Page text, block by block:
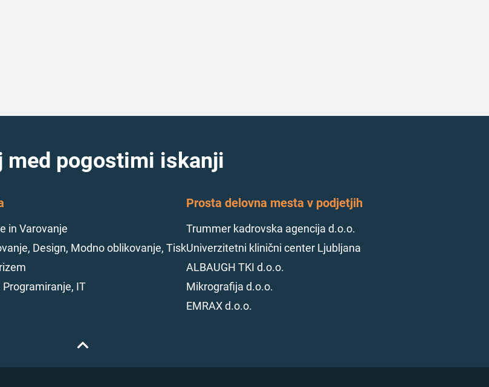
med pogostimi iskanji
in Varovanje
Design, Modno oblikovanje, Tisk
IT
Prosta delovna mesta v podjetjih
Trummer kadrovska agencija d.o.o.
Univerzitetni klinični center Ljubljana
ALBAUGH TKI d.o.o.
Mikrografija d.o.o.
EMRAX d.o.o.